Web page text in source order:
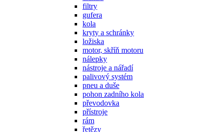
filtry
gufera
kola
kryty a schránky
ložiska
motor, skříň motoru
nálepky
nástroje a nářadí
palivový systém
pneu a duše
pohon zadního kola
převodovka
přístroje
rám
řetězy